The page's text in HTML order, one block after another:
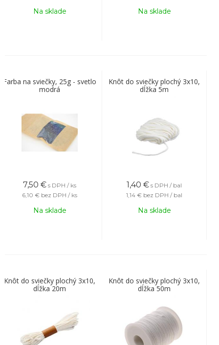
Na sklade Na sklade
Farba na sviečky, 25g - svetlo
modrá
7,50 € s DPH / ks
6,10 € bez DPH / ks
Na sklade
Knôt do sviečky plochý 3x10,
dĺžka 5m
1,40 € s DPH / bal
1,14 € bez DPH / bal
Na sklade
Knôt do sviečky plochý 3x10,
dĺžka 20m
Knôt do sviečky plochý 3x10,
dĺžka 50m